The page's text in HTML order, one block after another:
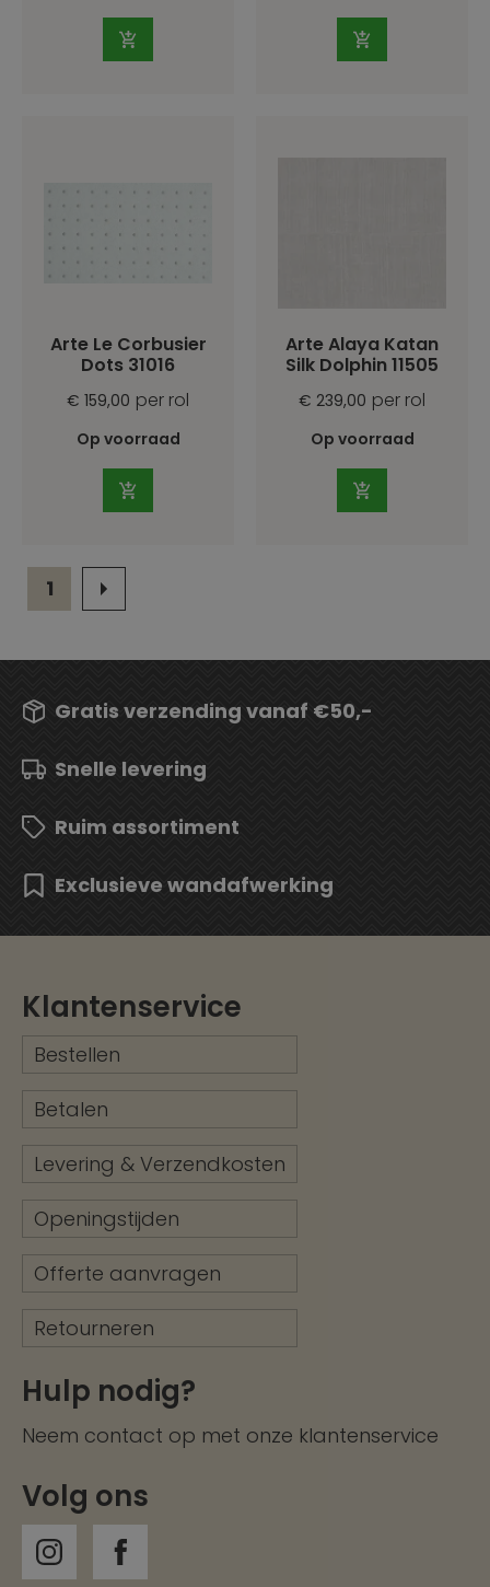
Arte Le Corbusier
Dots 31016
€ 159,00 per rol
Op voorraad
Arte Alaya Katan
Silk Dolphin 11505
€ 239,00 per rol
Op voorraad
1
Gratis verzending vanaf €50,-
Snelle levering
Ruim assortiment
Exclusieve wandafwerking
Klantenservice
Bestellen
Betalen
Levering & Verzendkosten
Openingstijden
Offerte aanvragen
Retourneren
Hulp nodig?
Neem contact op met onze klantenservice
Volg ons